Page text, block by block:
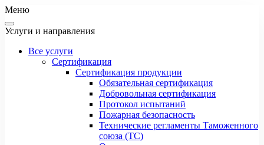
Меню
Услуги и направления
Все услуги
Сертификация
Сертификация продукции
Обязательная сертификация
Добровольная сертификация
Протокол испытаний
Пожарная безопасность
Технические регламенты Таможенного
союза (ТС)